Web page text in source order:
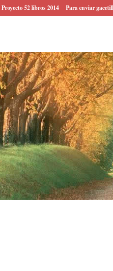
Proyecto 52 libros 2014 Para enviar